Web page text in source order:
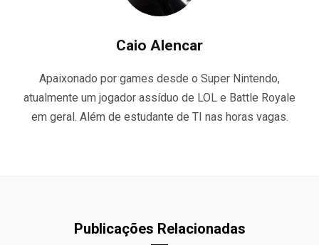
Caio Alencar
Apaixonado por games desde o Super Nintendo,
atualmente um jogador assíduo de LOL e Battle Royale
em geral. Além de estudante de TI nas horas vagas.
Publicações Relacionadas